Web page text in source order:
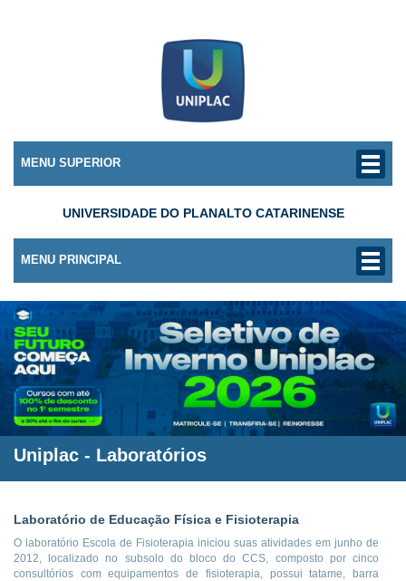
MENU SUPERIOR
UNIVERSIDADE DO PLANALTO CATARINENSE
MENU PRINCIPAL
Uniplac - Laboratórios
Laboratório de Educação Física e Fisioterapia
O laboratório Escola de Fisioterapia iniciou suas atividades em junho de
2012, localizado no subsolo do bloco do CCS, composto por cinco
consultórios com equipamentos de fisioterapia, possui tatame, barra